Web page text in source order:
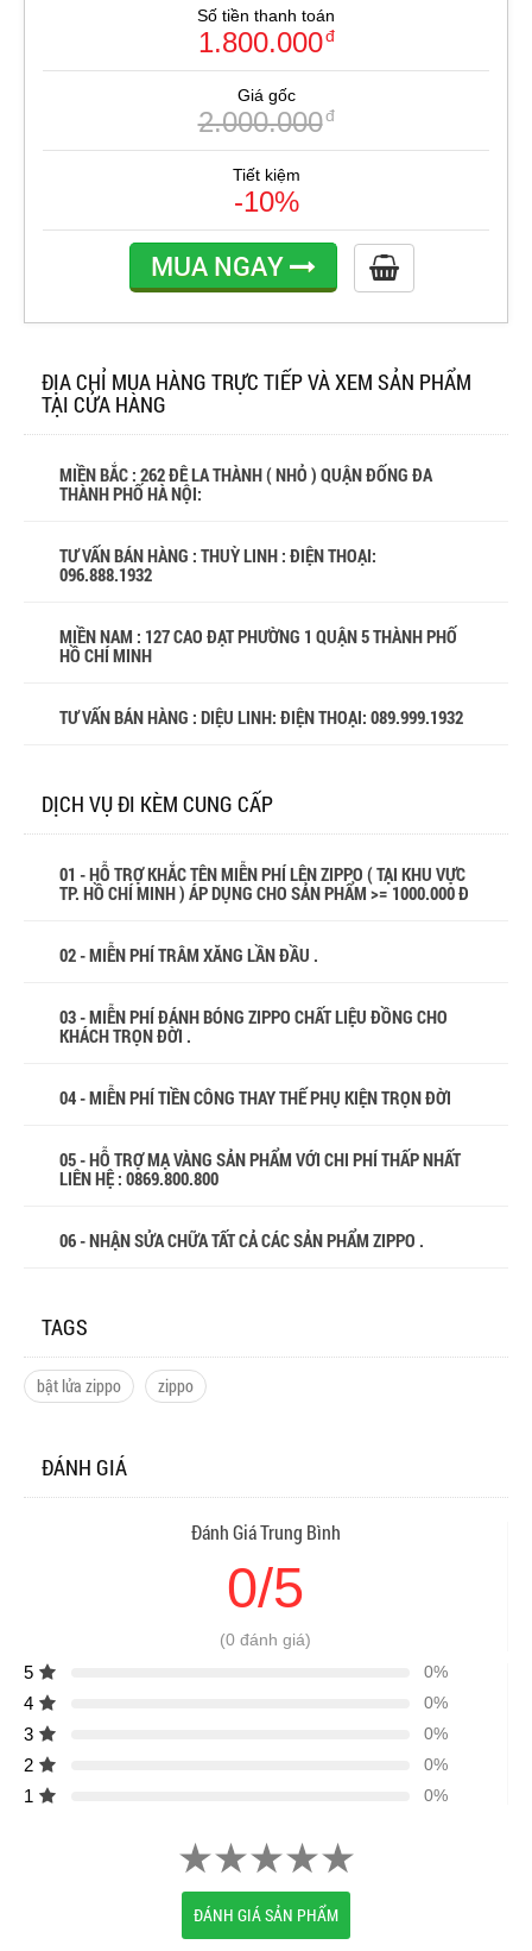
Số tiền thanh toán
1.800.000đ
Giá gốc
2.000.000đ
Tiết kiệm
-10%
MUA NGAY
ĐỊA CHỈ MUA HÀNG TRỰC TIẾP VÀ XEM SẢN PHẨM
TẠI CỬA HÀNG
MIỀN BẮC : 262 ĐÊ LA THÀNH ( NHỎ ) QUẬN ĐỐNG ĐA
THÀNH PHỐ HÀ NỘI:
TƯ VẤN BÁN HÀNG : THUỲ LINH : ĐIỆN THOẠI:
096.888.1932
MIỀN NAM : 127 CAO ĐẠT PHƯỜNG 1 QUẬN 5 THÀNH PHỐ
HỒ CHÍ MINH
TƯ VẤN BÁN HÀNG : DIỆU LINH: ĐIỆN THOẠI: 089.999.1932
DỊCH VỤ ĐI KÈM CUNG CẤP
01 - HỖ TRỢ KHẮC TÊN MIỄN PHÍ LÊN ZIPPO ( TẠI KHU VỰC
TP. HỒ CHÍ MINH ) ÁP DỤNG CHO SẢN PHẨM >= 1000.000 Đ
02 - MIỄN PHÍ TRÂM XĂNG LẦN ĐẦU .
03 - MIỄN PHÍ ĐÁNH BÓNG ZIPPO CHẤT LIỆU ĐỒNG CHO
KHÁCH TRỌN ĐỜI .
04 - MIỄN PHÍ TIỀN CÔNG THAY THẾ PHỤ KIỆN TRỌN ĐỜI
05 - HỖ TRỢ MẠ VÀNG SẢN PHẨM VỚI CHI PHÍ THẤP NHẤT
LIÊN HỆ : 0869.800.800
06 - NHẬN SỬA CHỮA TẤT CẢ CÁC SẢN PHẨM ZIPPO .
TAGS
bật lửa zippo zippo
ĐÁNH GIÁ
Đánh Giá Trung Bình
0/5
(0 đánh giá)
5 0%
4 0%
3 0%
2 0%
1 0%
ĐÁNH GIÁ SẢN PHẨM